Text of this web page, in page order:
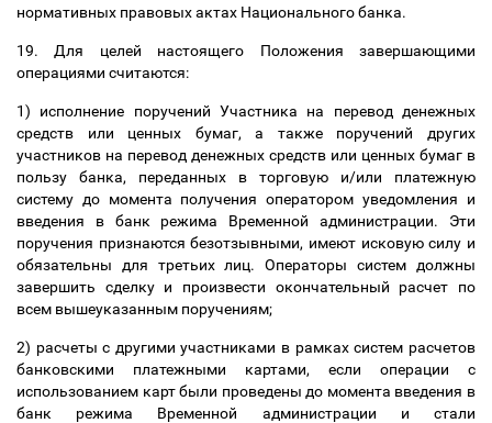
нормативных правовых актах Национального банка.
19. Для целей настоящего Положения завершающими
операциями считаются:
1) исполнение поручений Участника на перевод денежных
средств или ценных бумаг, а также поручений других
участников на перевод денежных средств или ценных бумаг в
пользу банка, переданных в торговую и/или платежную
систему до момента получения оператором уведомления и
введения в банк режима Временной администрации. Эти
поручения признаются безотзывными, имеют исковую силу и
обязательны для третьих лиц. Операторы систем должны
завершить сделку и произвести окончательный расчет по
всем вышеуказанным поручениям;
2) расчеты с другими участниками в рамках систем расчетов
банковскими платежными картами, если операции с
использованием карт были проведены до момента введения в
банк режима Временной администрации и стали